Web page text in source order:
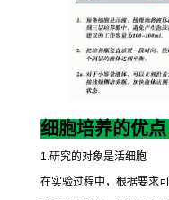
细胞培养的优点
1.研究的对象是活细胞
在实验过程中，根据要求